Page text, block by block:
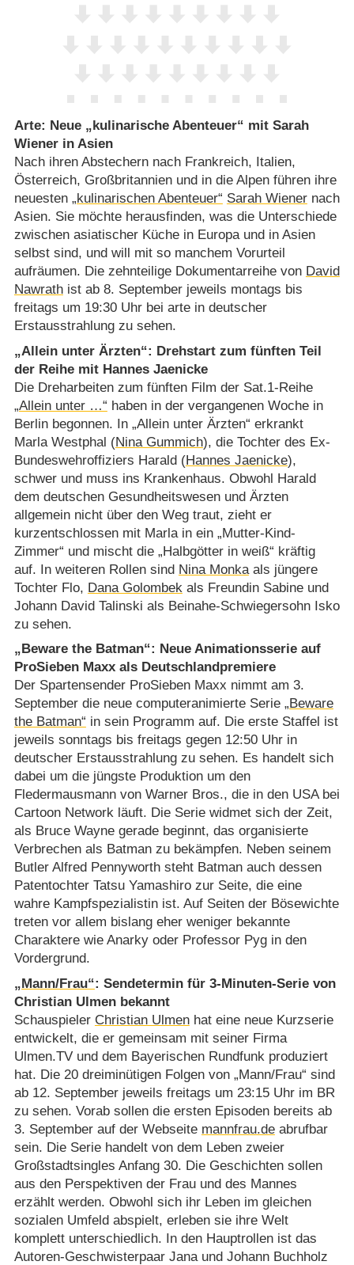
Arte: Neue „kulinarische Abenteuer“ mit Sarah
Wiener in Asien
Nach ihren Abstechern nach Frankreich, Italien,
Österreich, Großbritannien und in die Alpen führen ihre
neuesten „kulinarischen Abenteuer“ Sarah Wienernach
Asien. Sie möchte herausfinden, was die Unterschiede
zwischen asiatischer Küche in Europa und in Asien
selbst sind, und will mit so manchem Vorurteil
aufräumen. Die zehnteilige Dokumentarreihe von David
Nawrathist ab 8. September jeweils montags bis
freitags um 19:30 Uhr bei arte in deutscher
Erstausstrahlung zu sehen.
„Allein unter Ärzten“: Drehstart zum fünften Teil
der Reihe mit Hannes Jaenicke
Die Dreharbeiten zum fünften Film der Sat.1-Reihe
„Allein unter …“ haben in der vergangenen Woche in
Berlin begonnen. In „Allein unter Ärzten“ erkrankt
Marla Westphal (Nina Gummich), die Tochter des Ex-
Bundeswehroffiziers Harald (Hannes Jaenicke),
schwer und muss ins Krankenhaus. Obwohl Harald
dem deutschen Gesundheitswesen und Ärzten
allgemein nicht über den Weg traut, zieht er
kurzentschlossen mit Marla in ein „Mutter-Kind-
Zimmer“ und mischt die „Halbgötter in weiß“ kräftig
auf. In weiteren Rollen sind Nina Monkaals jüngere
Tochter Flo, Dana Golombekals Freundin Sabine und
Johann David Talinski als Beinahe-Schwiegersohn Isko
zu sehen.
„Beware the Batman“: Neue Animationsserie auf
ProSieben Maxx als Deutschlandpremiere
Der Spartensender ProSieben Maxx nimmt am 3.
September die neue computeranimierte Serie „Beware
the Batman“ in sein Programm auf. Die erste Staffel ist
jeweils sonntags bis freitags gegen 12:50 Uhr in
deutscher Erstausstrahlung zu sehen. Es handelt sich
dabei um die jüngste Produktion um den
Fledermausmann von Warner Bros., die in den USA bei
Cartoon Network läuft. Die Serie widmet sich der Zeit,
als Bruce Wayne gerade beginnt, das organisierte
Verbrechen als Batman zu bekämpfen. Neben seinem
Butler Alfred Pennyworth steht Batman auch dessen
Patentochter Tatsu Yamashiro zur Seite, die eine
wahre Kampfspezialistin ist. Auf Seiten der Bösewichte
treten vor allem bislang eher weniger bekannte
Charaktere wie Anarky oder Professor Pyg in den
Vordergrund.
„Mann/​Frau“: Sendetermin für 3-Minuten-Serie von
Christian Ulmen bekannt
Schauspieler Christian Ulmenhat eine neue Kurzserie
entwickelt, die er gemeinsam mit seiner Firma
Ulmen.TV und dem Bayerischen Rundfunk produziert
hat. Die 20 dreiminütigen Folgen von „Mann/​Frau“ sind
ab 12. September jeweils freitags um 23:15 Uhr im BR
zu sehen. Vorab sollen die ersten Episoden bereits ab
3. September auf der Webseite mannfrau.deabrufbar
sein. Die Serie handelt von dem Leben zweier
Großstadtsingles Anfang 30. Die Geschichten sollen
aus den Perspektiven der Frau und des Mannes
erzählt werden. Obwohl sich ihr Leben im gleichen
sozialen Umfeld abspielt, erleben sie ihre Welt
komplett unterschiedlich. In den Hauptrollen ist das
Autoren-Geschwisterpaar Jana und Johann Buchholz